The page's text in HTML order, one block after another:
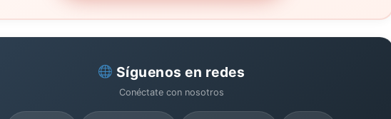
Síguenos en redes
Conéctate con nosotros